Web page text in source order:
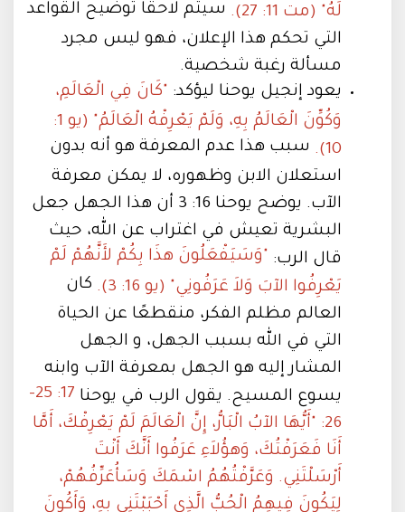
لَهُ" (مت 11: 27). سيتم لاحقًا توضيح القواعد
التي تحكم هذا الإعلان، فهو ليس مجرد
مسألة رغبة شخصية.
يعود إنجيل يوحنا ليؤكد: "كَانَ فِي الْعَالَمِ،
وَكُوِّنَ الْعَالَمُ بِهِ، وَلَمْ يَعْرِفْهُ الْعَالَمُ" (يو 1:
10).
سبب هذا عدم المعرفة هو أنه بدون
استعلان الابن وظهوره، لا يمكن معرفة
الآب. يوضح يوحنا 16: 3 أن هذا الجهل جعل
البشرية تعيش في اغتراب عن الله، حيث
قال الرب: "وَسَيَفْعَلُونَ هذَا بِكُمْ لأَنَّهُمْ لَمْ
يَعْرِفُوا الآبَ وَلاَ عَرَفُونِي" (يو 16: 3). كان
العالم مظلم الفكر، منقطعًا عن الحياة
التي في الله بسبب الجهل، و الجهل
المشار إليه هو الجهل بمعرفة الآب وابنه
يسوع المسيح. يقول الرب في يوحنا
17: 25-
26: "أَيُّهَا الآبُ الْبَارُّ، إِنَّ الْعَالَمَ لَمْ يَعْرِفْكَ، أَمَّا
أَنَا فَعَرَفْتُكَ، وَهؤُلاَءِ عَرَفُوا أَنَّكَ أَنْتَ
أَرْسَلْتَنِي. وَعَرَّفْتُهُمُ اسْمَكَ وَسَأُعَرِّفُهُمْ،
لِيَكُونَ فِيهِمُ الْحُبُّ الَّذِي أَحْبَبْتَنِي بِهِ، وَأَكُونَ